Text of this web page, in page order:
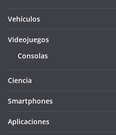
Vehículos
Videojuegos
Consolas
Ciencia
Smartphones
Aplicaciones